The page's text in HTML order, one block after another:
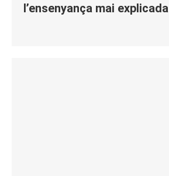
l’ensenyança mai explicada